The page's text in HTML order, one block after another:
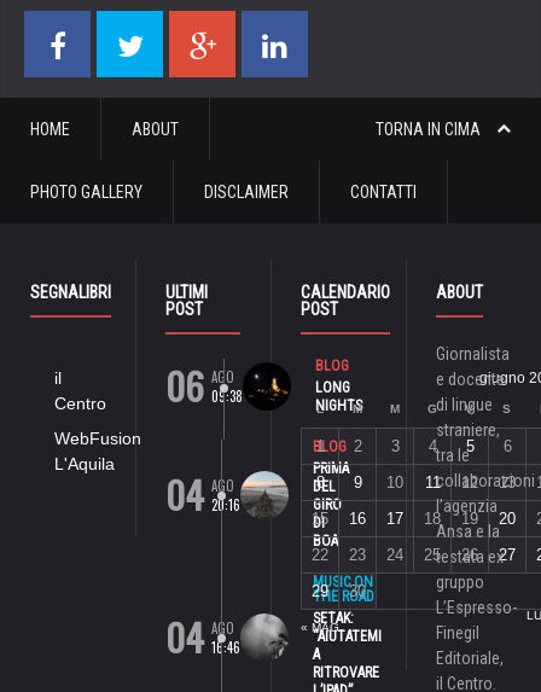
TORNA IN CIMA
HOME ABOUT
PHOTO GALLERY DISCLAIMER CONTATTI
SEGNALIBRI
il
Centro
WebFusion
L'Aquila
ULTIMI
POST
06 AGO
09:38
BLOG
LONG
NIGHTS
04 AGO
20:16
BLOG
PRIMA
DEL
GIRO
DI
BOA
04 AGO
16:46
MUSIC ON
THE ROAD
SETAK:
“AIUTATEMI
A
RITROVARE
CALENDARIO
POST
giugno
L M M G V S
« MAG
1 2 3 4 5 6
8
9 10 11 12 13
15
16 17 18 19 20
22
23 24 25 26 27
29
30
ABOUT
Giornalista
e docente
di lingue
straniere,
tra le
collaborazioni
l’agenzia
Ansa e la
testata ex
gruppo
L’Espresso-
Finegil
Editoriale,
il Centro.